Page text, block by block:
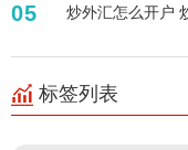
05 炒外汇怎么开户
标签列表